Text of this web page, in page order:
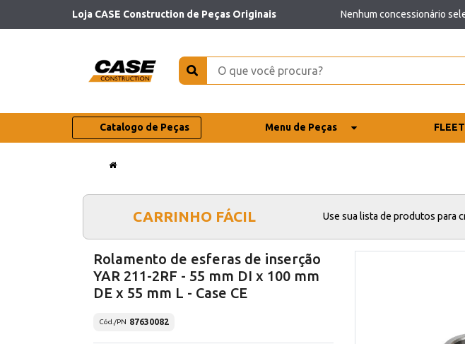
Loja CASE Construction de Peças Originais Nenhum concessionário
Catalogo de Peças Menu de Peças
CARRINHO FÁCIL Use sua lista de produtos para
Rolamento de esferas de inserção
YAR 211-2RF - 55 mm DI x 100 mm
DE x 55 mm L - Case CE
Cód./PN 87630082